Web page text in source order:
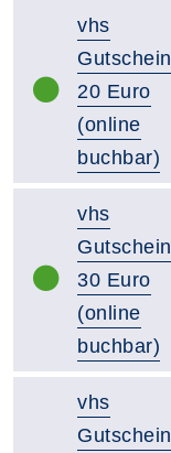
vhs
Gutschein
20 Euro
(online
buchbar)
vhs
Gutschein
30 Euro
(online
buchbar)
vhs
Gutschein